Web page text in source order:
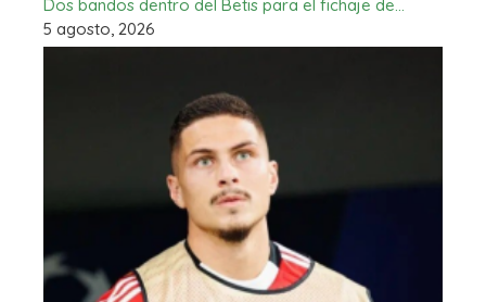
Dos bandos dentro del Betis para el fichaje de…
5 agosto, 2026